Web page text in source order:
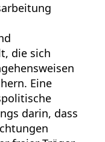
die sich
Eine
darin, dass